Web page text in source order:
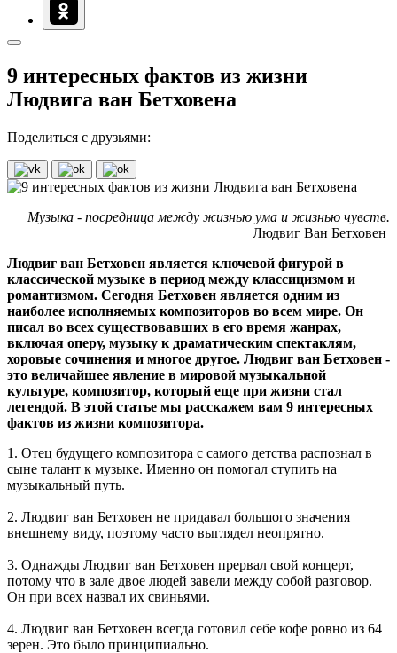
9 интересных фактов из жизни
Людвига ван Бетховена
Поделиться с друзьями:
Музыка - посредница между жизнью ума и жизнью чувств.
Людвиг Ван Бетховен
Людвиг ван Бетховен является ключевой фигурой в
классической музыке в период между классицизмом и
романтизмом. Сегодня Бетховен является одним из
наиболее исполняемых композиторов во всем мире. Он
писал во всех существовавших в его время жанрах,
включая оперу, музыку к драматическим спектаклям,
хоровые сочинения и многое другое. Людвиг ван Бетховен -
это величайшее явление в мировой музыкальной
культуре, композитор, который еще при жизни стал
легендой. В этой статье мы расскажем вам 9 интересных
фактов из жизни композитора.
1. Отец будущего композитора с самого детства распознал в
сыне талант к музыке. Именно он помогал ступить на
музыкальный путь.
2. Людвиг ван Бетховен не придавал большого значения
внешнему виду, поэтому часто выглядел неопрятно.
3. Однажды Людвиг ван Бетховен прервал свой концерт,
потому что в зале двое людей завели между собой разговор.
Он при всех назвал их свиньями.
4. Людвиг ван Бетховен всегда готовил себе кофе ровно из 64
зерен. Это было принципиально.